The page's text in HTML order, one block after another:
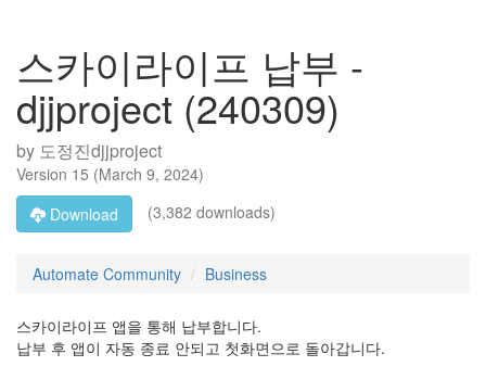
스카이라이프 납부 -
djjproject (240309)
by 도정진djjproject
Version 15 (March 9, 2024)
Download
(3,382 downloads)
Automate Community Business
스카이라이프 앱을 통해 납부합니다.
납부 후 앱이 자동 종료 안되고 첫화면으로 돌아갑니다.